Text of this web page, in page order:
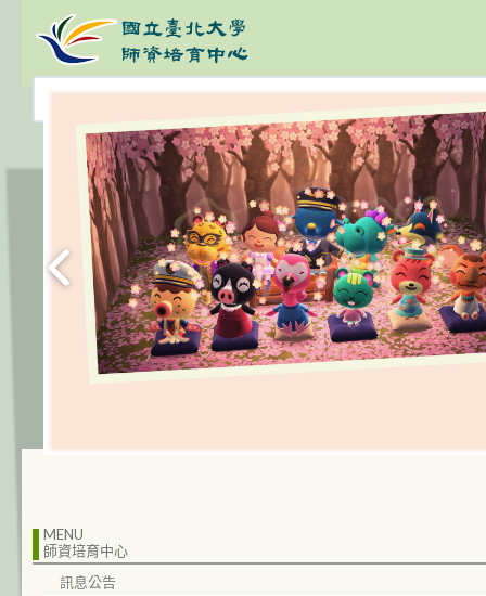
MENU
師資培育中心
訊息公告